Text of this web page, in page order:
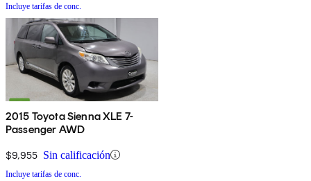
Incluye tarifas de conc.
2015 Toyota Sienna XLE 7-
Passenger AWD
$9,955 Sin calificación
Incluye tarifas de conc.